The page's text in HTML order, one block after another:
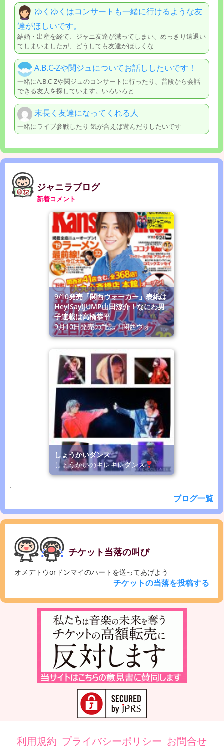
ゆくゆくはコンサートも一緒に行けるような友
達がほしいです。
結婚・出産を経て、ジャニ友達が減ってしまい、めっきり遠退い
てしまいましたが、どうしても友達がほしくな
A.B.C-Zや関ジュについてお話ししたいです！
一緒にA.B.C-Zや関ジュのコンサートに行ったり、普段から会話
できる友人を探しています。いろいろと
末長く友達になってくれる人
一緒にライブ参戦したり 気が合えば遊んだりしたいです
ジャニラブログ
新着コメント
9/10発売「関西ウォーカー」表紙は
Hey!Say!JUMP山田涼介！なにわ男
子連載は高橋恭平
9月10日発売の雑誌「関西ウォ
しょうかいダンス
しょうかいのキレキレダンス
ブログ一覧
チケット当落の叫び
オメデトウorドンマイのハートを送ってあげよう
チケットの当落を投稿する
利用規約 プライバシーポリシー お問合せ